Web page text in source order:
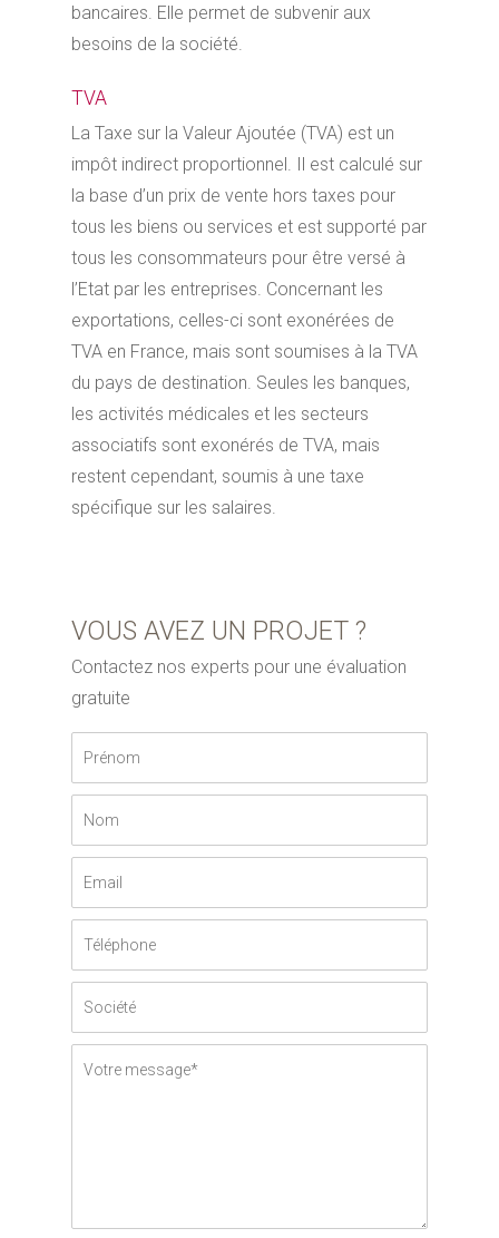
bancaires. Elle permet de subvenir aux
besoins de la société.
TVA
La Taxe sur la Valeur Ajoutée (TVA) est un
impôt indirect proportionnel. Il est calculé sur
la base d’un prix de vente hors taxes pour
tous les biens ou services et est supporté par
tous les consommateurs pour être versé à
l’Etat par les entreprises. Concernant les
exportations, celles-ci sont exonérées de
TVA en France, mais sont soumises à la TVA
du pays de destination. Seules les banques,
les activités médicales et les secteurs
associatifs sont exonérés de TVA, mais
restent cependant, soumis à une taxe
spécifique sur les salaires.
VOUS AVEZ UN PROJET ?
Contactez nos experts pour une évaluation
gratuite